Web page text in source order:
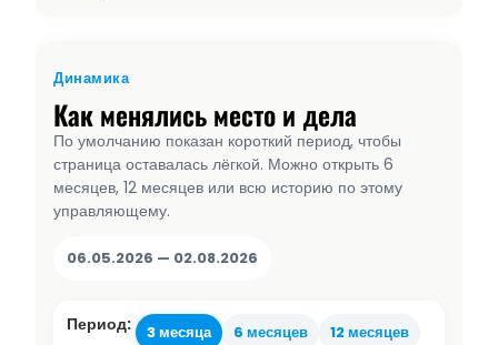
Динамика
Как менялись место и дела
По умолчанию показан короткий период, чтобы
страница оставалась лёгкой. Можно открыть 6
месяцев, 12 месяцев или всю историю по этому
управляющему.
06.05.2026 — 02.08.2026
Период: 3 месяца 6 месяцев
12 месяцев